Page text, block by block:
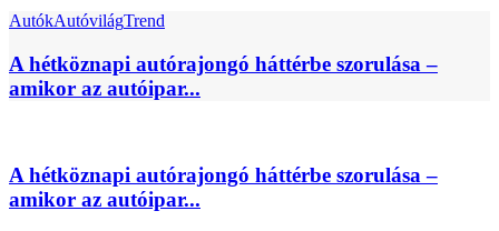
AutókAutóvilágTrend
A hétköznapi autórajongó háttérbe szorulása –
amikor az autóipar...
A hétköznapi autórajongó háttérbe szorulása –
amikor az autóipar...